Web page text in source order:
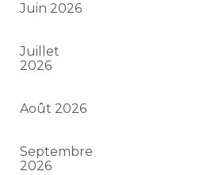
Juin 2026
Juillet
2026
Août 2026
Septembre
2026